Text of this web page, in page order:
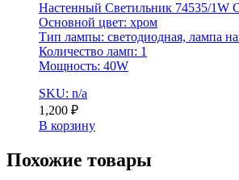
Настенный Светильник 74535/1W
Основной цвет: хром
Тип лампы: светодиодная, лампа
Количество ламп: 1
Мощность: 40W
SKU: n/a
1,200 ₽
В корзину
Похожие товары